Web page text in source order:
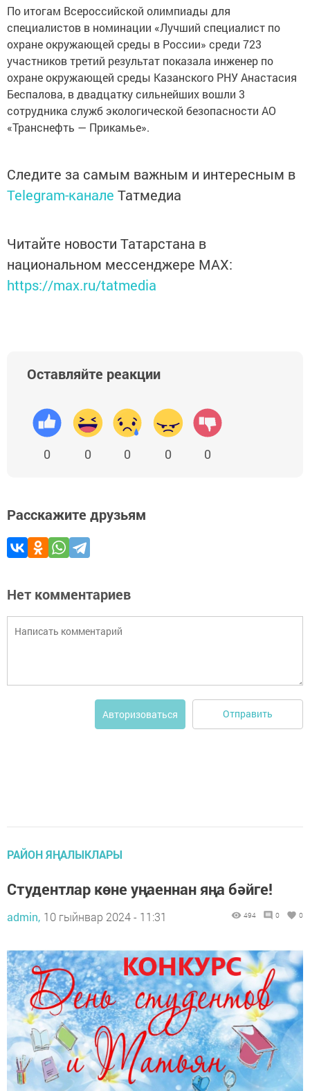
По итогам Всероссийской олимпиады для
специалистов в номинации «Лучший специалист по
охране окружающей среды в России» среди 723
участников третий результат показала инженер по
охране окружающей среды Казанского РНУ Анастасия
Беспалова, в двадцатку сильнейших вошли 3
сотрудника служб экологической безопасности АО
«Транснефть — Прикамье».
Следите за самым важным и интересным в
Telegram-канале Татмедиа
Читайте новости Татарстана в
национальном мессенджере MАХ:
https://max.ru/tatmedia
Оставляйте реакции
0 0 0 0 0
Расскажите друзьям
Нет комментариев
Авторизоваться Отправить
РАЙОН ЯҢАЛЫКЛАРЫ
Студентлар көне уңаеннан яңа бәйге!
admin, 10 гыйнвар 2024 - 11:31 494 0 0